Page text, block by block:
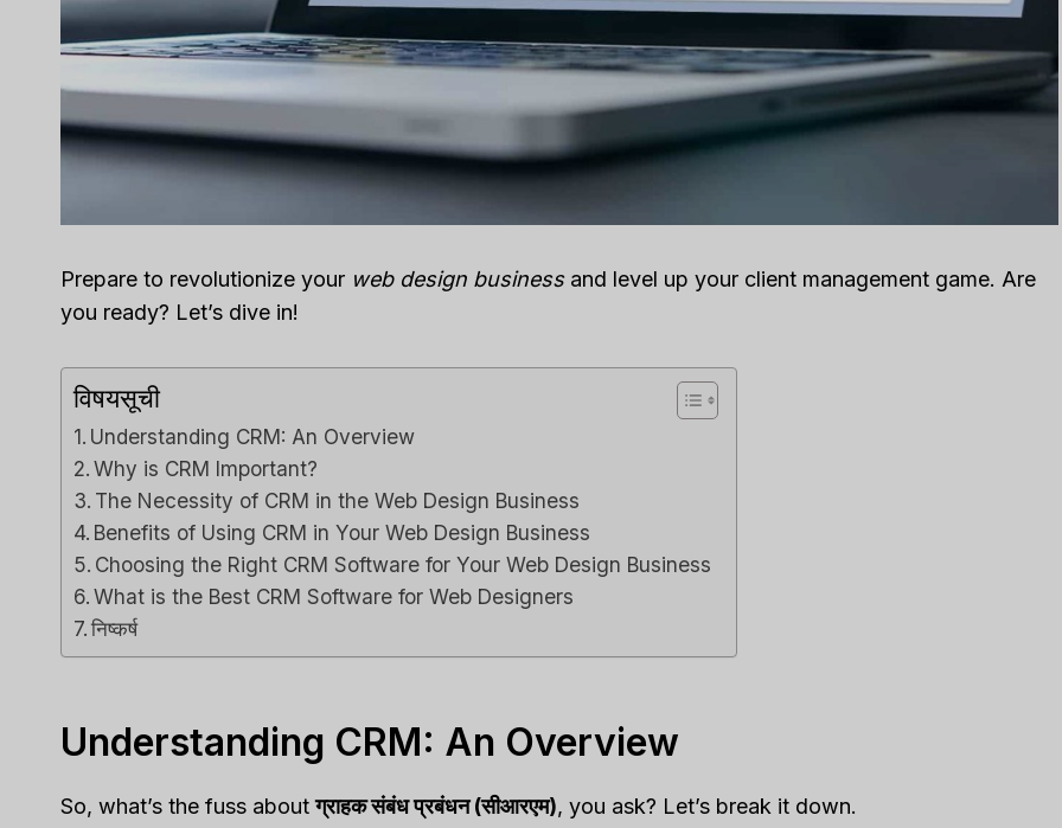
Prepare to revolutionize your web design businessand level up your client management game. Are
you ready? Let’s dive in!
विषयसूची
Understanding CRM: An Overview
Why is CRM Important?
The Necessity of CRM in the Web Design Business
Benefits of Using CRM in Your Web Design Business
Choosing the Right CRM Software for Your Web Design Business
What is the Best CRM Software for Web Designers
निष्कर्ष
Understanding CRM: An Overview
So, what’s the fuss aboutग्राहक संबंध प्रबंधन (सीआरएम), you ask? Let’s break it down.
on top of customer relationships
or sales...
Spread the loveStruggling
keep your sales pipeline
organized or your team...
विपणन समीक्षा, Reviews